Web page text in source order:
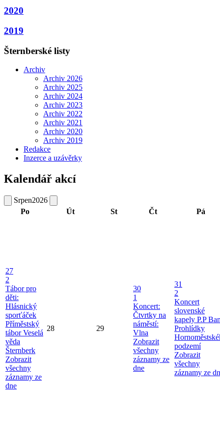
2020
2019
Šternberské listy
Archiv
Archiv 2026
Archiv 2025
Archiv 2024
Archiv 2023
Archiv 2022
Archiv 2021
Archiv 2020
Archiv 2019
Redakce
Inzerce a uzávěrky
Kalendář akcí
Srpen2026
Po
Út St Čt Pá
27
2
Tábor pro
děti:
Hlásnický
sporťáček
Příměstský
tábor Veselá
věda
Šternberk
Zobrazit
všechny
záznamy ze
dne
28 29
30
1
Koncert:
Čtvrtky na
náměstí:
Vlna
Zobrazit
všechny
záznamy ze
dne
31
2
Koncert
slovenské
kapely P.P
Prohlídky
podzemí
Zobrazit
všechny
záznamy ze